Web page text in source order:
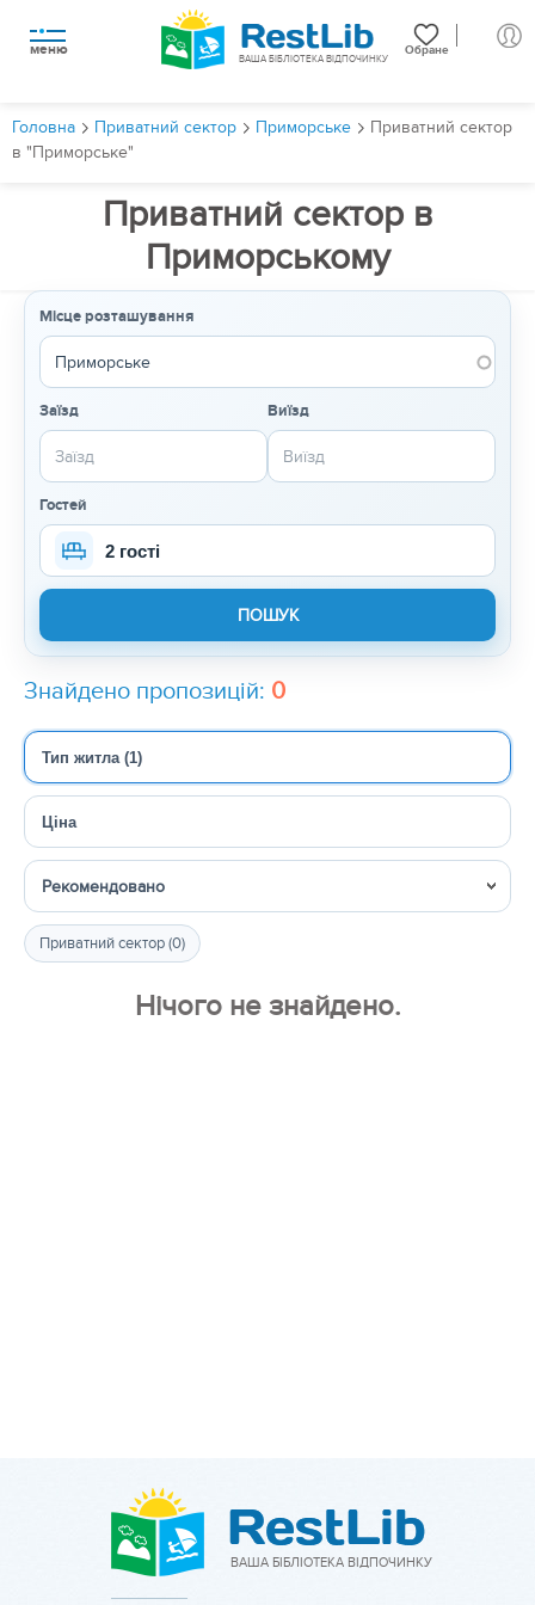
меню Обране
ВАША БІБЛІОТЕКА ВІДПОЧИНКУ
Головна Приватний сектор Приморське
Приватний сектор
в "Приморське"
Приватний сектор в
Приморському
Місце розташування
Заїзд Виїзд
Гостей
2 гості
Знайдено пропозицій: 0
Тип житла (1)
Ціна
Сортувати
Приватний сектор (0)
Нічого не знайдено.
ВАША БІБЛІОТЕКА ВІДПОЧИНКУ